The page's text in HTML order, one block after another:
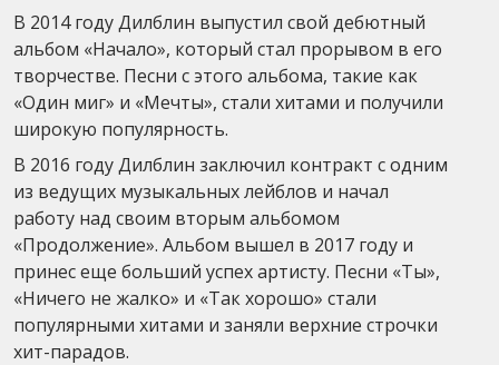
В 2014 году Дилблин выпустил свой дебютный
альбом «Начало», который стал прорывом в его
творчестве. Песни с этого альбома, такие как
«Один миг» и «Мечты», стали хитами и получили
широкую популярность.
В 2016 году Дилблин заключил контракт с одним
из ведущих музыкальных лейблов и начал
работу над своим вторым альбомом
«Продолжение». Альбом вышел в 2017 году и
принес еще больший успех артисту. Песни «Ты»,
«Ничего не жалко» и «Так хорошо» стали
популярными хитами и заняли верхние строчки
хит-парадов.